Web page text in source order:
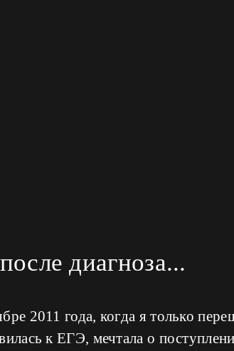
диагноза...
2011 года, когда я только
к ЕГЭ, мечтала о